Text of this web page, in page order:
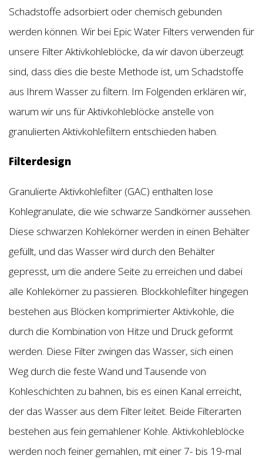
Schadstoffe adsorbiert oder chemisch gebunden
werden können. Wir bei Epic Water Filters verwenden für
unsere Filter Aktivkohleblöcke, da wir davon überzeugt
sind, dass dies die beste Methode ist, um Schadstoffe
aus Ihrem Wasser zu filtern. Im Folgenden erklären wir,
warum wir uns für Aktivkohleblöcke anstelle von
granulierten Aktivkohlefiltern entschieden haben.
Filterdesign
Granulierte Aktivkohlefilter (GAC) enthalten lose
Kohlegranulate, die wie schwarze Sandkörner aussehen.
Diese schwarzen Kohlekörner werden in einen Behälter
gefüllt, und das Wasser wird durch den Behälter
gepresst, um die andere Seite zu erreichen und dabei
alle Kohlekörner zu passieren. Blockkohlefilter hingegen
bestehen aus Blöcken komprimierter Aktivkohle, die
durch die Kombination von Hitze und Druck geformt
werden. Diese Filter zwingen das Wasser, sich einen
Weg durch die feste Wand und Tausende von
Kohleschichten zu bahnen, bis es einen Kanal erreicht,
der das Wasser aus dem Filter leitet. Beide Filterarten
bestehen aus fein gemahlener Kohle. Aktivkohleblöcke
werden noch feiner gemahlen, mit einer 7- bis 19-mal